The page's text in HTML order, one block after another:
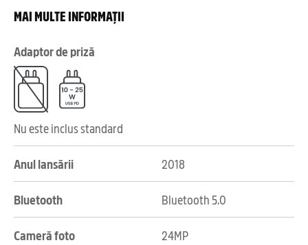
MAI MULTE INFORMAȚII
Adaptor de priză
Nu este inclus standard
Anul lansării 2018
Bluetooth Bluetooth 5.0
Cameră foto 24MP